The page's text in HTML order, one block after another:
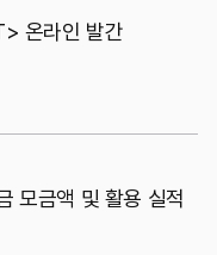
온라인 발간
모금액 및 활용 실적